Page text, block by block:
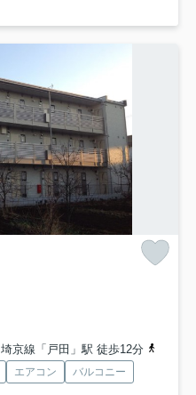
埼京線「戸田」駅 徒歩12分
エアコン
バルコニー